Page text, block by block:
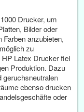
Drucker, um
Bilder oder
Farben anzubieten,
zu
Latex Drucker fiel
Produktion. Dazu
geruchsneutralen
ebenso drucken
oder